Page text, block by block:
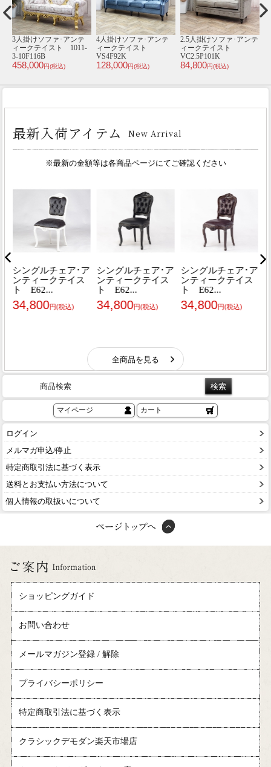
【送料無料】 3人掛けソ
ファ･アンティークテイ
スト NM3F116K
108,000円(税込)
【送料無料】 3人掛けソ
ファ･アンティークテイ
スト NM3F238K
108,000円(税込)
3人掛けソファ･アンテ
ィークテイスト
VSKP65K
79,800円(税込)
商品検索
マイページ カート
ログイン
メルマガ申込/停止
特定商取引法に基づく表示
送料とお支払い方法について
個人情報の取扱いについて
ショッピングガイド
お問い合わせ
メールマガジン登録 / 解除
プライバシーポリシー
特定商取引法に基づく表示
クラシックデモダン楽天市場店